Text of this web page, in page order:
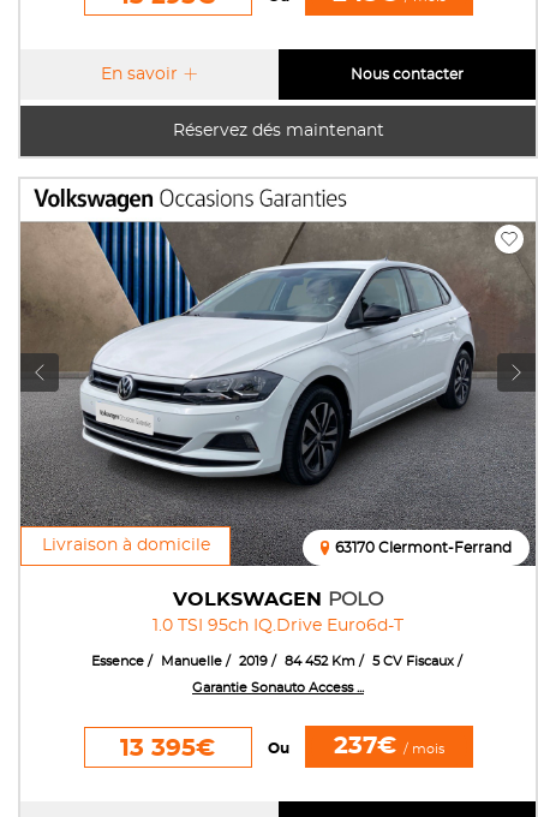
Réservez dés maintenant
En savoir Nous contacter
Livraison à domicile
VOLKSWAGEN POLO
1.0 TSI 95ch IQ.Drive Euro6d-T
63170 Clermont-Ferrand
Essence Manuelle 2019 84 452 Km
5 CV Fiscaux
Garantie Sonauto Access ...
13 395€ Ou 237€ / mois